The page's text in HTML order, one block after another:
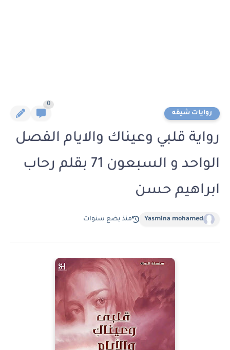
روايات شيقه
0
رواية قلبي وعيناك والايام الفصل
الواحد و السبعون 71 بقلم رحاب
ابراهيم حسن
Yasmina mohamed منذ بضع سنوات